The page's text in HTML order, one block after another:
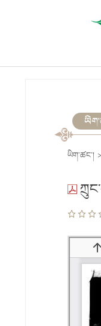
ཡིག་ཚང་། >